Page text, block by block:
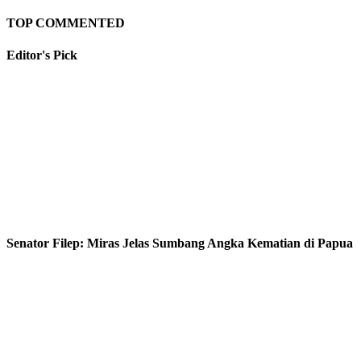
TOP COMMENTED
Editor's Pick
Senator Filep: Miras Jelas Sumbang Angka Kematian di Papua